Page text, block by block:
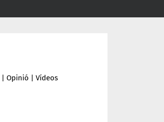
| Opinió | Vídeos